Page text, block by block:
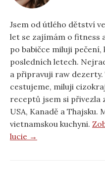
Jsem od útlého dětství
let se zajímám o fitness
po babičce miluji
posledních letech.
a připravuji raw dezerty.
cestujeme, miluji
receptů jsem si přivezla
USA, Kanadě a Thajsku.
vietnamskou kuchyni.
lucie →